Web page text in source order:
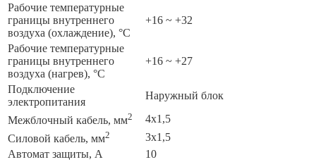
Рабочие температурные
границы внутреннего
воздуха (охлаждение), °C
+16 ~ +32
Рабочие температурные
границы внутреннего
воздуха (нагрев), °C
+16 ~ +27
Подключение
электропитания
Наружный блок
Межблочный кабель, мм2
4x1,5
Силовой кабель, мм2
3x1,5
Автомат защиты, А
10